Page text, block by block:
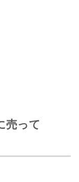
売って